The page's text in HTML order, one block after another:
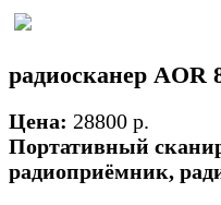
радиосканер AOR
Цена: 28800 p.
Портативный
радиоприёмник,